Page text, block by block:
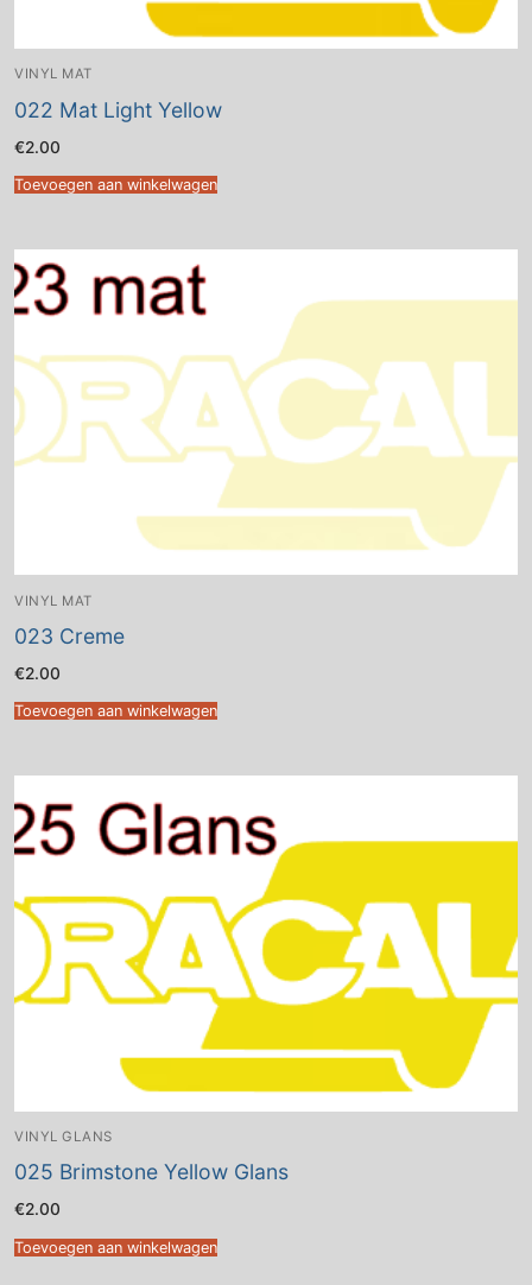
VINYL MAT
022 Mat Light Yellow
€2.00
Toevoegen aan winkelwagen
VINYL MAT
023 Creme
€2.00
Toevoegen aan winkelwagen
VINYL GLANS
025 Brimstone Yellow Glans
€2.00
Toevoegen aan winkelwagen